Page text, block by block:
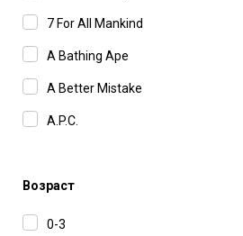
7 For All Mankind
A Bathing Ape
A Better Mistake
A.P.C.
Act N°1
Actualee
Возраст
0-3